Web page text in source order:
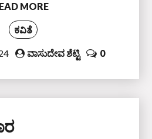
MORE
ಕವಿತೆ
ವಾಸುದೇವ ಶೆಟ್ಟಿ 0